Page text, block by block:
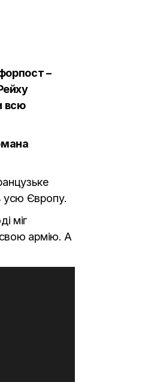
–
всю
усю Європу.
міг
свою армію. А